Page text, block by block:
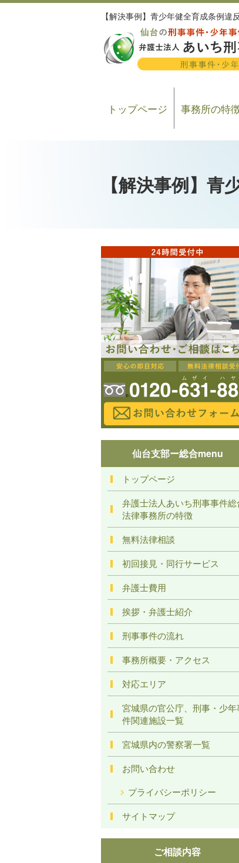
【解決事例】青少年健全育成条例
トップページ 事務所の特
【解決事例】
仙台支部ー総合menu
トップページ
弁護士法人あいち刑事事件総
法律事務所の特徴
無料法律相談
初回接見・同行サービス
弁護士費用
挨拶・弁護士紹介
刑事事件の流れ
事務所概要・アクセス
対応エリア
宮城県の官公庁、刑事・少年
件関連施設一覧
宮城県内の警察署一覧
お問い合わせ
プライバシーポリシー
サイトマップ
ご相談内容